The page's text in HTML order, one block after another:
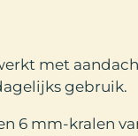
met
gebruik.
6 mm-kralen